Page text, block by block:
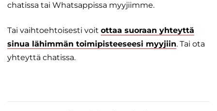
chatissa tai Whatsappissa myyjiimme.
Tai vaihtoehtoisesti voit ottaa suoraan yhteyttä
sinua lähimmän toimipisteeseesi myyjiin. Tai ota
yhteyttä chatissa.